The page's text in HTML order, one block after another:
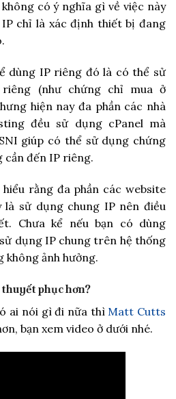
có ý nghĩa gì về việc này
chỉ là xác định thiết bị đang
dùng IP riêng đó là có thể sử
(như chứng chỉ mua ở
hiện nay đa phần các nhà
đều sử dụng cPanel mà
giúp có thể sử dụng chứng
cần đến IP riêng.
rằng đa phần các website
sử dụng chung IP nên điều
Chưa kể nếu bạn có dùng
dụng IP chung trên hệ thống
không ảnh hưởng.
phục hơn?
ai nói gì đi nữa thì Matt Cutts
bạn xem video ở dưới nhé.